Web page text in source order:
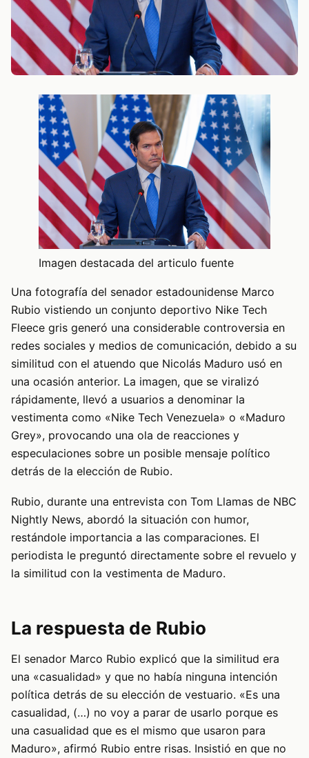
Imagen destacada del articulo fuente
Una fotografía del senador estadounidense Marco
Rubio vistiendo un conjunto deportivo Nike Tech
Fleece gris generó una considerable controversia en
redes sociales y medios de comunicación, debido a su
similitud con el atuendo que Nicolás Maduro usó en
una ocasión anterior. La imagen, que se viralizó
rápidamente, llevó a usuarios a denominar la
vestimenta como «Nike Tech Venezuela» o «Maduro
Grey», provocando una ola de reacciones y
especulaciones sobre un posible mensaje político
detrás de la elección de Rubio.
Rubio, durante una entrevista con Tom Llamas de NBC
Nightly News, abordó la situación con humor,
restándole importancia a las comparaciones. El
periodista le preguntó directamente sobre el revuelo y
la similitud con la vestimenta de Maduro.
La respuesta de Rubio
El senador Marco Rubio explicó que la similitud era
una «casualidad» y que no había ninguna intención
política detrás de su elección de vestuario. «Es una
casualidad, (…) no voy a parar de usarlo porque es
una casualidad que es el mismo que usaron para
Maduro», afirmó Rubio entre risas. Insistió en que no